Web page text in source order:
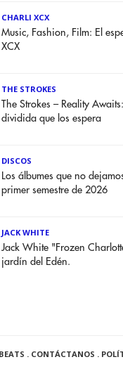
CHARLI XCX
Music, Fashion, Film: El
XCX
THE STROKES
The Strokes – Reality
dividida que los espera
DISCOS
Los álbumes que no
primer semestre de 2026
JACK WHITE
Jack White "Frozen
jardín del Edén.
. CONTÁCTANOS .